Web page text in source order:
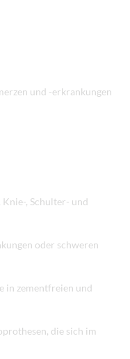
und -erkrankungen
, Schulter- und
oder schweren
in zementfreien und
die sich im